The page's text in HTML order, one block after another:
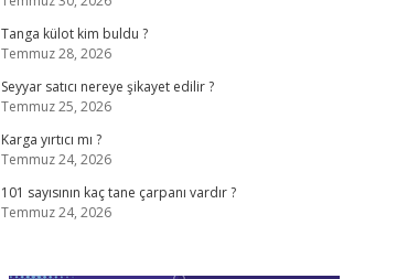
Tanga külot kim buldu ?
Temmuz 28, 2026
Seyyar satıcı nereye şikayet edilir ?
Temmuz 25, 2026
Karga yırtıcı mı ?
Temmuz 24, 2026
101 sayısının kaç tane çarpanı vardır ?
Temmuz 24, 2026